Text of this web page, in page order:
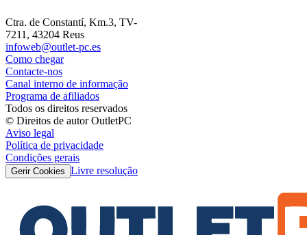
Ctra. de Constantí, Km.3, TV-
7211, 43204 Reus
infoweb@outlet-pc.es
Como chegar
Contacte-nos
Canal interno de informação
Programa de afiliados
Todos os direitos reservados
© Direitos de autor OutletPC
Aviso legal
Política de privacidade
Condições gerais
Gerir Cookies Livre resolução